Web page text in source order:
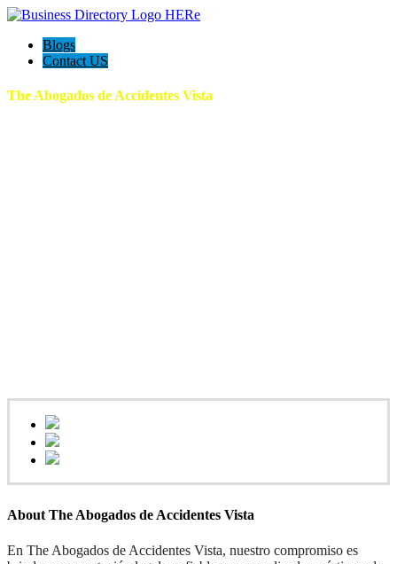
Blogs
Contact US
The Abogados de Accidentes Vista
About The Abogados de Accidentes Vista
En The Abogados de Accidentes Vista, nuestro compromiso es